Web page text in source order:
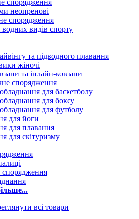
спорядження
неопренові
спорядження
видів спорту
та підводного плавання
жіночі
та інлайн-ковзани
спорядження
для баскетболу
для боксу
для футболу
для йоги
для плавання
для скітуризму
спорядження